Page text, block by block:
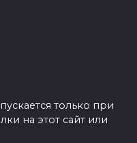
только при
на этот сайт или